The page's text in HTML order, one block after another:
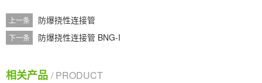
上一条 防爆挠性连接管
下一条 防爆挠性连接管 BNG-I
相关产品 / PRODUCT